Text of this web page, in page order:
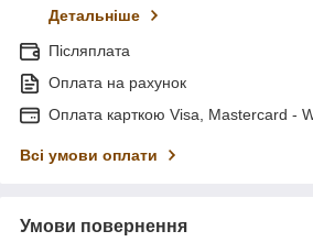
Детальніше
Післяплата
Оплата на рахунок
Оплата карткою Visa, Mastercard -
Всі умови оплати
Умови повернення